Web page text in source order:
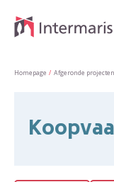
Naar de homepage
Homepage Afgeronde projecten